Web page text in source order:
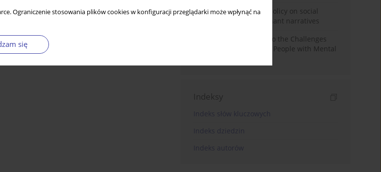
Ograniczenie stosowania plików cookies w konfiguracji przeglądarki może wpłynąć na
się
Delegitimizing climate policy on social
media platforms: Dominant narratives
Bibliometric Insights into the Challenges
and Needs of Homeless People with Mental
Indeksy
Indeks słów kluczowych
Indeks dziedzin
Indeks autorów